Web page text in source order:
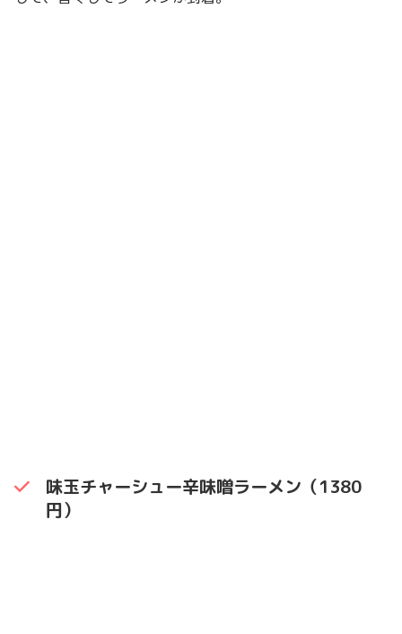
味玉チャーシュー辛味噌ラーメン（1380
円）